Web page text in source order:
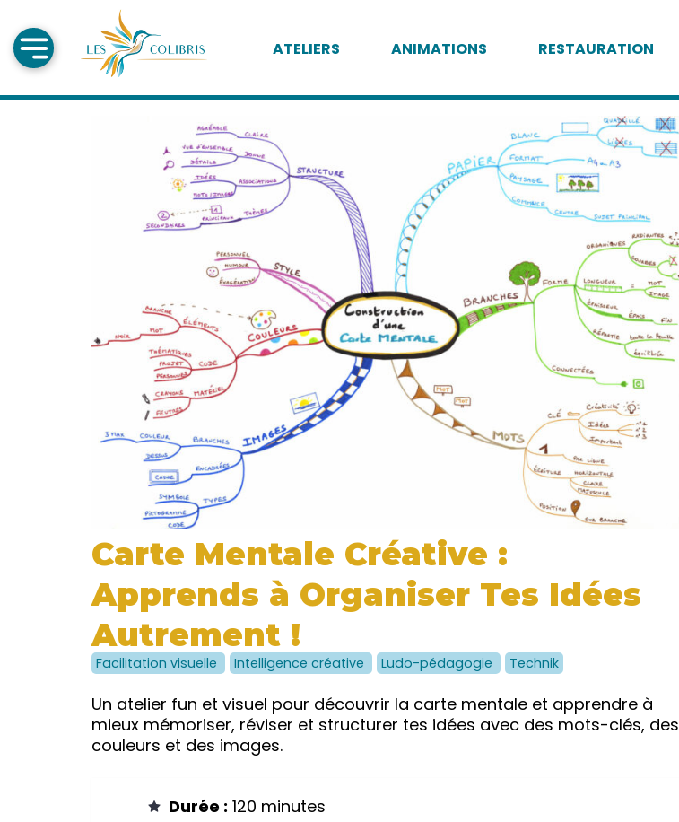
ATELIERS ANIMATIONS RESTAURATION
Carte Mentale Créative :
Apprends à Organiser Tes Idées
Autrement !
Facilitation visuelle Intelligence créative Ludo-pédagogie Technik
Un atelier fun et visuel pour découvrir la carte mentale et apprendre à
mieux mémoriser, réviser et structurer tes idées avec des mots-clés, des
couleurs et des images.
Durée : 120 minutes